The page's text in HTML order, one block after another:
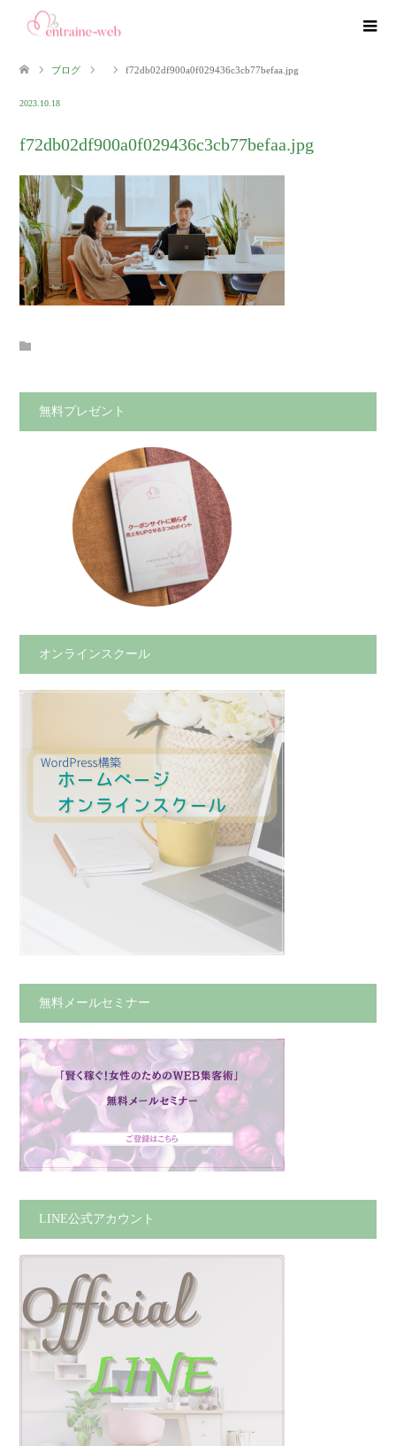
ブログ f72db02df900a0f029436c3cb77befaa.jpg
2023.10.18
f72db02df900a0f029436c3cb77befaa.jpg
無料プレゼント
オンラインスクール
無料メールセミナー
LINE公式アカウント